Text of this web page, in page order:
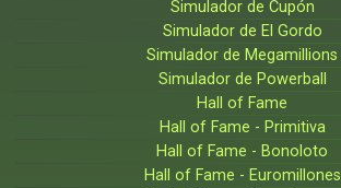
Simulador de Cupón
Simulador de El Gordo
Simulador de Megamillions
Simulador de Powerball
Hall of Fame
Hall of Fame - Primitiva
Hall of Fame - Bonoloto
Hall of Fame - Euromillones